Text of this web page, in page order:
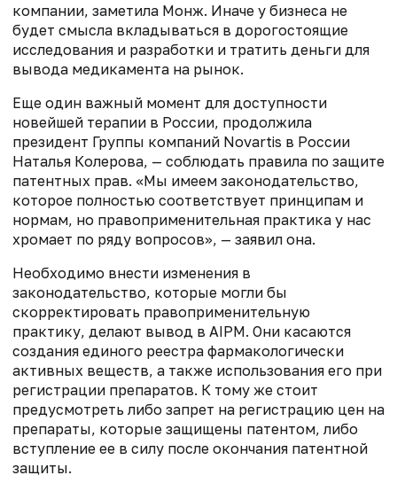
компании, заметила Монж. Иначе у бизнеса не
будет смысла вкладываться в дорогостоящие
исследования и разработки и тратить деньги для
вывода медикамента на рынок.
Еще один важный момент для доступности
новейшей терапии в России, продолжила
президент Группы компаний Novartis в России
Наталья Колерова, — соблюдать правила по защите
патентных прав. «Мы имеем законодательство,
которое полностью соответствует принципам и
нормам, но правоприменительная практика у нас
хромает по ряду вопросов», — заявил она.
Необходимо внести изменения в
законодательство, которые могли бы
скорректировать правоприменительную
практику, делают вывод в AIPM. Они касаются
создания единого реестра фармакологически
активных веществ, а также использования его при
регистрации препаратов. К тому же стоит
предусмотреть либо запрет на регистрацию цен на
препараты, которые защищены патентом, либо
вступление ее в силу после окончания патентной
защиты.